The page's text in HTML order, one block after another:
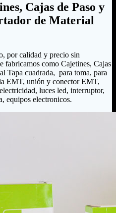
Cajas de Paso y
de Material
por calidad y precio sin
fabricamos como Cajetines, Cajas
Tapa cuadrada, para toma, para
EMT, unión y conector EMT,
luces led, interruptor,
equipos electronicos.